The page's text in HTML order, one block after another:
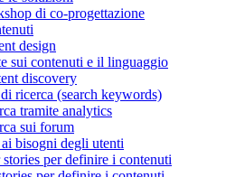
di co-progettazione
design
sui contenuti e il linguaggio
discovery
ricerca (search keywords)
tramite analytics
sui forum
bisogni degli utenti
per definire i contenuti